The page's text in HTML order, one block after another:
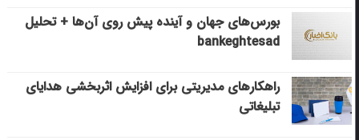
بورس‌های جهان و آینده پیش روی آن‌ها + تحلیل
bankeghtesad
راهکارهای مدیریتی برای افزایش اثربخشی هدایای
تبلیغاتی